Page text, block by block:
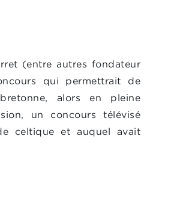
(entre autres fondateur
qui permettrait de
alors en pleine
un concours télévisé
celtique et auquel avait